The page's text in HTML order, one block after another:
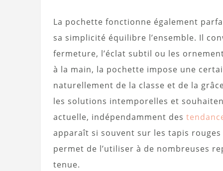
La pochette fonctionne également
sa simplicité équilibre l’ensemble. Il
fermeture, l’éclat subtil ou les
à la main, la pochette impose une
naturellement de la classe et de la
les solutions intemporelles et
actuelle, indépendamment des
apparaît si souvent sur les tapis
permet de l’utiliser à de nombreuses
tenue.